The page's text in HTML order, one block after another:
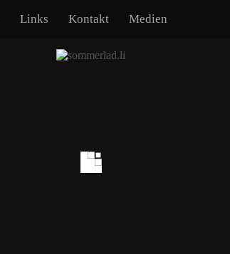
Links Kontakt Medien